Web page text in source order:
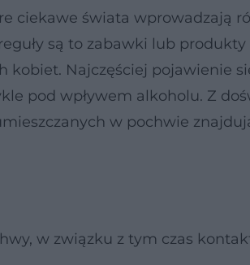
ciekawe świata wprowadzają
są to zabawki lub produkty
kobiet. Najczęściej pojawienie
pod wpływem alkoholu. Z
w pochwie
w związku z tym czas